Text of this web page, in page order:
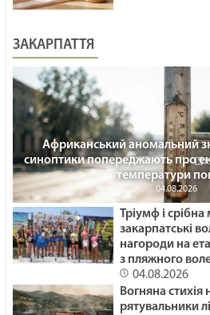
ВІДНОВИТИСЬ /
29.01.2025
МНОЖИТИ ВОГОНЬ
Майтеся файно
29.01.2025
Ти належиш
25. 30 - а неділя по
ЗАКАРПАТТЯ
Африканський аномальний
синоптики попереджають про
температури
04.08.2026
Тріумф і
закарпатські
нагороди на
з пляжного
04.08.2026
Вогняна стихія
рятувальники